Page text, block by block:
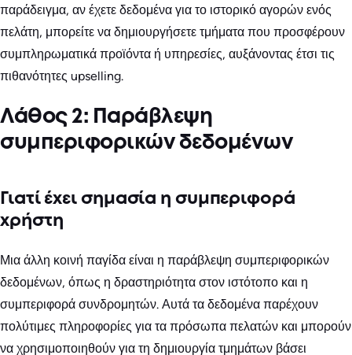
παράδειγμα, αν έχετε δεδομένα για το ιστορικό αγορών ενός
πελάτη, μπορείτε να δημιουργήσετε τμήματα που προσφέρουν
συμπληρωματικά προϊόντα ή υπηρεσίες, αυξάνοντας έτσι τις
πιθανότητες upselling.
Λάθος 2: Παράβλεψη
συμπεριφορικών δεδομένων
Γιατί έχει σημασία η συμπεριφορά
χρήστη
Μια άλλη κοινή παγίδα είναι η παράβλεψη συμπεριφορικών
δεδομένων, όπως η δραστηριότητα στον ιστότοπο και η
συμπεριφορά συνδρομητών. Αυτά τα δεδομένα παρέχουν
πολύτιμες πληροφορίες για τα πρόσωπα πελατών και μπορούν
να χρησιμοποιηθούν για τη δημιουργία τμημάτων βάσει